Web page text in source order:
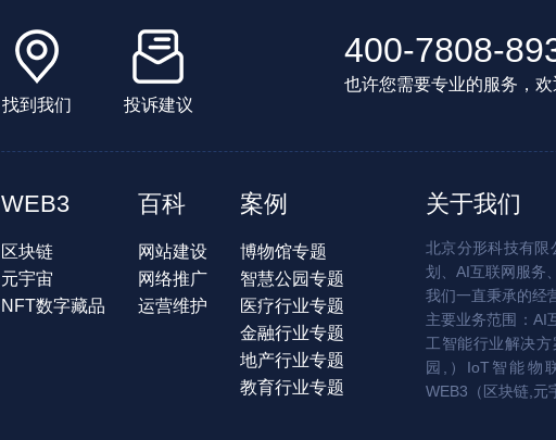
找到我们 投诉建议
400-7808-
也许您需要专业的服务，
WEB3
区块链
元宇宙
NFT数字藏品
百科
网站建设
网络推广
运营维护
案例
博物馆专题
智慧公园专题
医疗行业专题
金融行业专题
地产行业专题
教育行业专题
关于我们
北京分形科技有限
划、AI互联网服务
我们一直秉承的经
主要业务范围：AI
工智能行业解决
园,）IoT智能物
WEB3（区块链,元